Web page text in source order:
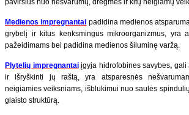
Medienos impregnantai padidina medienos
grybelį ir kitus kenksmingus mikroorganizmus, yra
pažeidimams bei padidina medienos šiluminę varžą.
Plytelių impregnantaiįgyja hidrofobines savybes, gali
ir išryškinti jų raštą, yra atsparesnės
neigiamies veiksniams, išblukimui nuo saulės
glaisto struktūrą.